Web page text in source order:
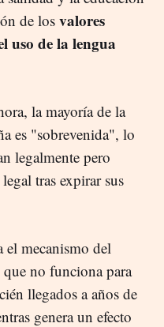
de los valores
uso de la lengua
la mayoría de la
es "sobrevenida", lo
legalmente pero
tras expirar sus
el mecanismo del
no funciona para
llegados a años de
genera un efecto